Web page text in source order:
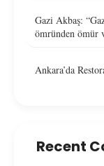
Gazi Akbaş:
ömründen ömür
Ankara’da
Recent